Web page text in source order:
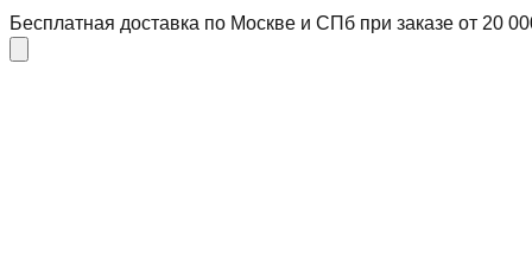
Бесплатная доставка по Москве и СПб при заказе от 20